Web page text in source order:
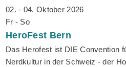
02. - 04. Oktober 2026
Fr - So
HeroFest Bern
Das Herofest ist DIE Convention
Nerdkultur in der Schweiz - der